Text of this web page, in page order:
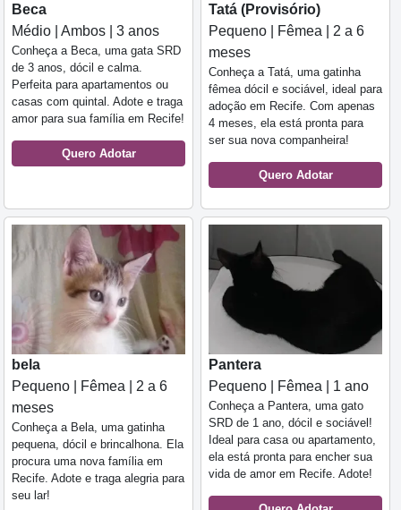
Beca
Médio | Ambos | 3 anos
Conheça a Beca, uma gata SRD
de 3 anos, dócil e calma.
Perfeita para apartamentos ou
casas com quintal. Adote e traga
amor para sua família em Recife!
Quero Adotar
Tatá (Provisório)
Pequeno | Fêmea | 2 a 6
meses
Conheça a Tatá, uma gatinha
fêmea dócil e sociável, ideal para
adoção em Recife. Com apenas
4 meses, ela está pronta para
ser sua nova companheira!
Quero Adotar
bela
Pequeno | Fêmea | 2 a 6
meses
Conheça a Bela, uma gatinha
pequena, dócil e brincalhona. Ela
procura uma nova família em
Recife. Adote e traga alegria para
seu lar!
Pantera
Pequeno | Fêmea | 1 ano
Conheça a Pantera, uma gato
SRD de 1 ano, dócil e sociável!
Ideal para casa ou apartamento,
ela está pronta para encher sua
vida de amor em Recife. Adote!